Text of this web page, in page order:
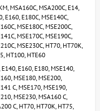
MSA160C, MSA200C, E14,
E160, E180C, MSE140C,
MSE180C, MSE200C,
MSE170C, MSE190C,
MSE230C, HT70, HT70K,
HT100, HTE60
E140, E160, E180, MSE140,
MSE180, MSE200,
C, MSE170, MSE190,
MSE230, MSA160 C,
C, HT70, HT70K, HT75,